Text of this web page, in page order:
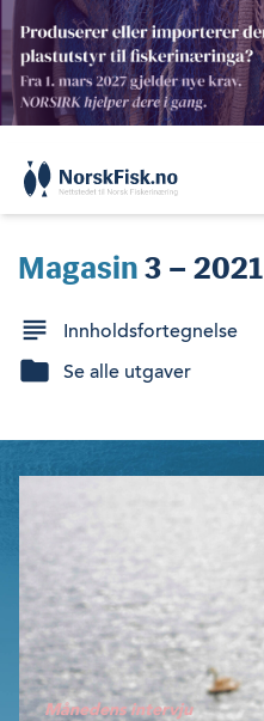
Skip
content
Magasin3 – 2021
Innholdsfortegnelse
Se alle utgaver
Månedens intervju